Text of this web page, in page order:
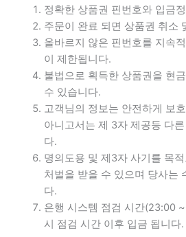
정확한 상품권 핀번호와 입금
주문이 완료 되면 상품권 취소
올바르지 않은 핀번호를 지속
이 제한됩니다.
불법으로 획득한 상품권을 현
수 있습니다.
고객님의 정보는 안전하게 보
아니고서는 제 3자 제공등 다
다.
명의도용 및 제3자 사기를 목
처벌을 받을 수 있으며 당사는
다.
은행 시스템 점검 시간(23:00
시 점검 시간 이후 입금 됩니다.